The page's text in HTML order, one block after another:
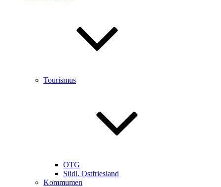
Tourismus
OTG
Südl. Ostfriesland
Kommumen